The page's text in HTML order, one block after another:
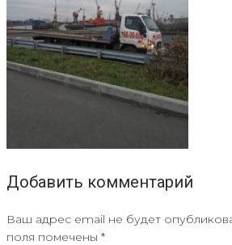
Добавить комментарий
Ваш адрес email не будет
поля помечены *